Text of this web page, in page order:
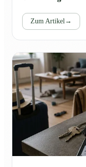
Zum Artikel →